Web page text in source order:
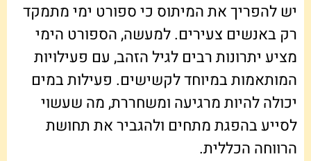
יש להפריך את המיתוס כי ספורט ימי מתמקד
רק באנשים צעירים. למעשה, הספורט הימי
מציע יתרונות רבים לגיל הזהב, עם פעילויות
המותאמות במיוחד לקשישים. פעילות במים
יכולה להיות מרגיעה ומשחררת, מה שעשוי
לסייע בהפגת מתחים ולהגביר את תחושת
הרווחה הכללית.